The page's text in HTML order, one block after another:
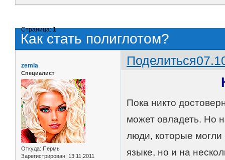
Как стать полиглотом?
Страница:1
Поделиться
zemla
Специалист
Откуда: Пермь
Зарегистрирован: 13.11.2011
Пока никто
может овладеть. Но
люди, которые могли
языке, но и на